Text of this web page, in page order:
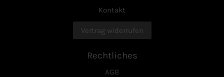
Kontakt
Vertrag widerrufen
Rechtliches
AGB